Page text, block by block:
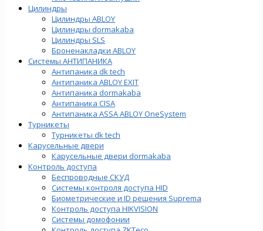
Цилиндры
Цилиндры ABLOY
Цилиндры dormakaba
Цилиндры SLS
Броненакладки ABLOY
Системы АНТИПАНИКА
Антипаника dk tech
Антипаника ABLOY EXIT
Антипаника dormakaba
Антипаника СISA
Антипаника ASSA ABLOY OneSystem
Турникеты
Турникеты dk tech
Карусельные двери
Карусельные двери dormakaba
Контроль доступа
Беспроводные СКУД
Системы контроля доступа HID
Биометрические и ID решения Suprema
Контроль доступа HIKVISION
Системы домофонии